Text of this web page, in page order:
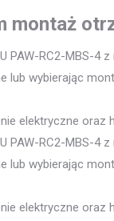
montaż
PAW-RC2-MBS-4
lub wybierając
elektryczne oraz
PAW-RC2-MBS-4
lub wybierając
elektryczne oraz